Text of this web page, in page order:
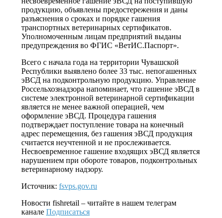
продукцию, объявлены предостережения и даны
разъяснения о сроках и порядке гашения
транспортных ветеринарных сертификатов.
Уполномоченным лицам предприятий выданы
предупреждения во ФГИС «ВетИС.Паспорт».
Всего с начала года на территории Чувашской
Республики выявлено более 33 тыс. непогашенных
эВСД на подконтрольную продукцию. Управление
Россельхознадзора напоминает, что гашение эВСД в
системе электронной ветеринарной сертификации
является не менее важной операцией, чем
оформление эВСД. Процедура гашения
подтверждает поступление товара на конечный
адрес перемещения, без гашения эВСД продукция
считается неучтенной и не прослеживается.
Несвоевременное гашение входящих эВСД является
нарушением при обороте товаров, подконтрольных
ветеринарному надзору.
Источник: fsvps.gov.ru
Новости fishretail – читайте в нашем телеграм
канале Подписаться